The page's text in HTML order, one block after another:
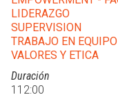
LIDERAZGO
SUPERVISION
TRABAJO EN
VALORES Y ETICA
Duración
112:00